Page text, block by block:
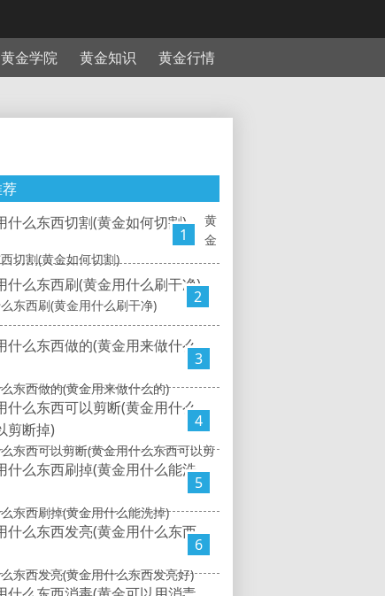
黄金学院 黄金知识 黄金行情
1
黄
金
切割(黄金如何切割)
2
东西刷(黄金用什么刷干净)
3
东西做的(黄金用来做什么的)
4
东西可以剪断(黄金用什么东西可以剪
5
东西刷掉(黄金用什么能洗掉)
6
东西发亮(黄金用什么东西发亮好)